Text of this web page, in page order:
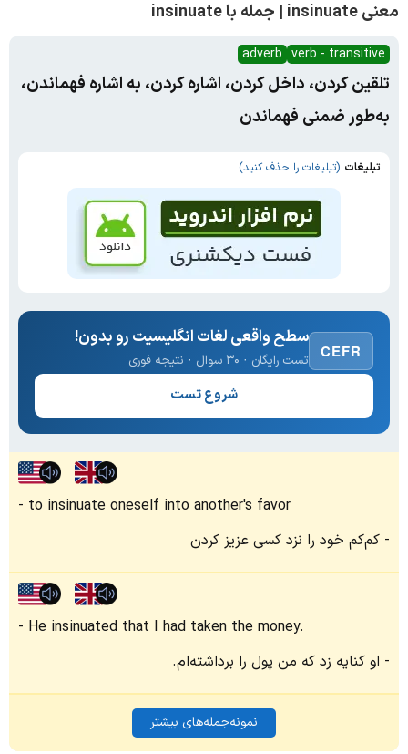
معنی insinuate | جمله با insinuate
verb - transitive
adverb
تلقین کردن، داخل کردن، اشاره کردن، به اشاره فهماندن،
به‌طور ضمنی فهماندن
تبلیغات (تبلیغات را حذف کنید)
CEFR
سطح واقعی لغات انگلیسیت رو بدون!
تست رایگان · ۳۰ سوال · نتیجه فوری
شروع تست
to insinuate oneself into another's favor
کم‌کم خود را نزد کسی عزیز کردن
He insinuated that I had taken the money.
او کنایه زد که من پول را برداشته‌ام.
نمونه‌جمله‌های بیشتر